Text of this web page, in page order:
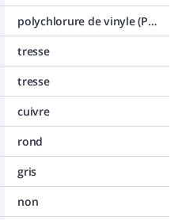
polychlorure de vinyle (PVC)
tresse
tresse
cuivre
rond
gris
non